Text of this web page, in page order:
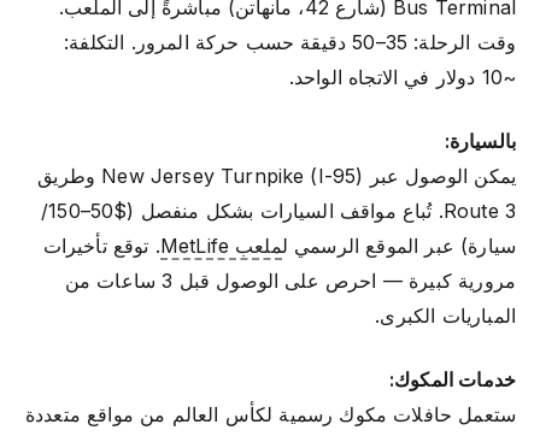
Bus Terminal (شارع 42، مانهاتن) مباشرةً إلى الملعب.
وقت الرحلة: 35–50 دقيقة حسب حركة المرور. التكلفة:
~10 دولار في الاتجاه الواحد.
بالسيارة:
يمكن الوصول عبر New Jersey Turnpike (I-95) وطريق
Route 3. تُباع مواقف السيارات بشكل منفصل ($50–150/
سيارة) عبر الموقع الرسمي لملعب MetLife
. توقع تأخيرات
مرورية كبيرة — احرص على الوصول قبل 3 ساعات من
المباريات الكبرى.
خدمات المكوك:
ستعمل حافلات مكوك رسمية لكأس العالم من مواقع متعددة